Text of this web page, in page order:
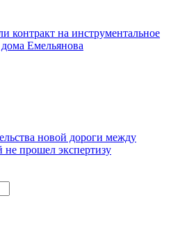
контракт на инструментальное
Емельянова
новой дороги между
не прошел экспертизу